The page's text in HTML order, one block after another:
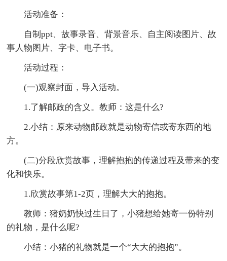
活动准备：
自制ppt、故事录音、背景音乐、自主阅读图片、故
事人物图片、字卡、电子书。
活动过程：
(一)观察封面，导入活动。
1.了解邮政的含义。教师：这是什么?
2.小结：原来动物邮政就是动物寄信或寄东西的地
方。
(二)分段欣赏故事，理解抱抱的传递过程及带来的变
化和快乐。
1.欣赏故事第1-2页，理解大大的抱抱。
教师：猪奶奶快过生日了，小猪想给她寄一份特别
的礼物，是什么呢?
小结：小猪的礼物就是一个“大大的抱抱”。